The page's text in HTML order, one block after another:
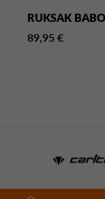
RUKSAK
89,95 €